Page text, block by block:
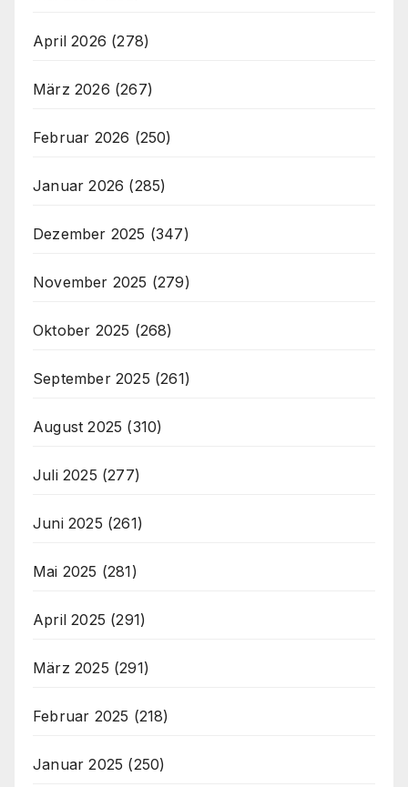
April 2026 (278)
März 2026 (267)
Februar 2026 (250)
Januar 2026 (285)
Dezember 2025 (347)
November 2025 (279)
Oktober 2025 (268)
September 2025 (261)
August 2025 (310)
Juli 2025 (277)
Juni 2025 (261)
Mai 2025 (281)
April 2025 (291)
März 2025 (291)
Februar 2025 (218)
Januar 2025 (250)